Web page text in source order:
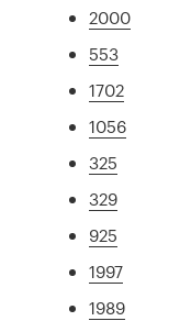
2000
553
1702
1056
325
329
925
1997
1989